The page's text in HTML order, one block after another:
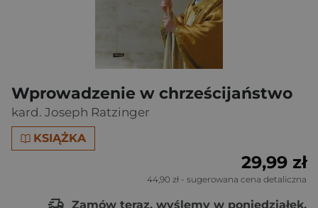
Wprowadzenie w chrześcijaństwo
kard. Joseph Ratzinger
KSIĄŻKA
29,99 zł
44,90 zł - sugerowana cena detaliczna
Zamów teraz, wyślemy w poniedziałek.